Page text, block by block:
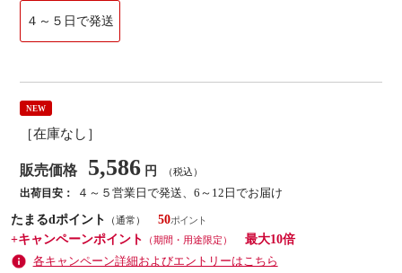
４～５日で発送
NEW
［在庫なし］
販売価格 5,586 円 （税込）
出荷目安：
４～５営業日で発送、6～12日でお届け
たまるdポイント
（通常）
50
+キャンペーンポイント
（期間・用途限定）
最大10倍
各キャンペーン詳細およびエントリーはこちら